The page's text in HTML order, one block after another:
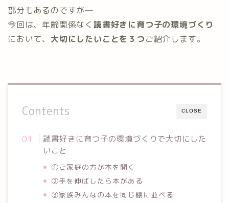
部分もあるのですが―
今回は、年齢関係なく 読書好きに育つ子の環境づくり
において、 大切にしたいことを３つご紹介します。
CLOSE
Contents
読書好きに育つ子の環境づくりで大切にした
いこと
①ご家庭の方が本を開く
②手を伸ばしたら本がある
③家族みんなの本を同じ棚に並べる